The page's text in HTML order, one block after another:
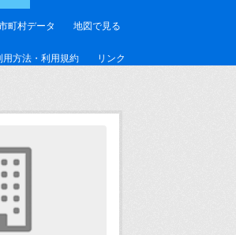
町村データ 地図で見る
用方法・利用規約 リンク